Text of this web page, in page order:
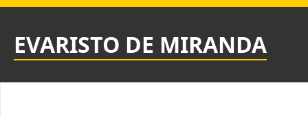
Skip
content
EVARISTO DE MIRANDA